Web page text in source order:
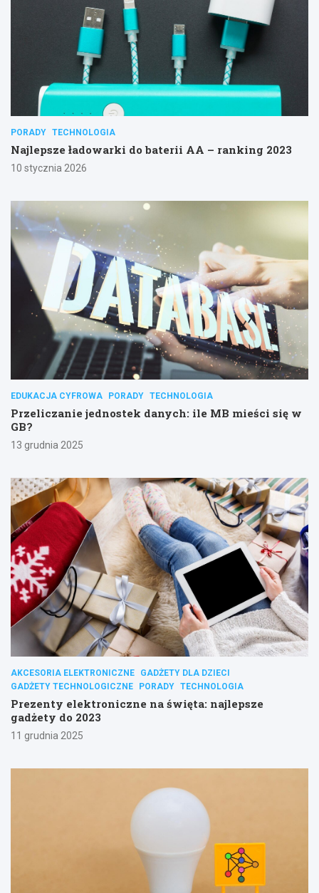
PORADY TECHNOLOGIA
Najlepsze ładowarki do baterii AA – ranking 2023
10 stycznia 2026
EDUKACJA CYFROWA PORADY TECHNOLOGIA
Przeliczanie jednostek danych: ile MB mieści się w
GB?
13 grudnia 2025
AKCESORIA ELEKTRONICZNE
GADŻETY DLA DZIECI
GADŻETY TECHNOLOGICZNE
PORADY TECHNOLOGIA
Prezenty elektroniczne na święta: najlepsze
gadżety do 2023
11 grudnia 2025